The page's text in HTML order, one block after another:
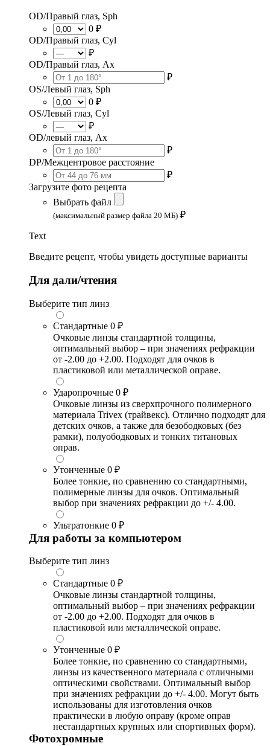
OD/Правый глаз, Sph
0 ₽
OD/Правый глаз, Cyl
₽
OD/Правый глаз, Ax
₽
OS/Левый глаз, Sph
0 ₽
OS/Левый глаз, Cyl
₽
OD/левый глаз, Ax
₽
DP/Межцентровое расстояние
₽
Загрузите фото рецепта
Выбрать файл
(максимальный размер файла 20 МБ) ₽
Text
Введите рецепт, чтобы увидеть доступные варианты
Для дали/чтения
Выберите тип линз
Стандартные 0 ₽
Очковые линзы стандартной толщины,
оптимальный выбор – при значениях рефракции
от -2.00 до +2.00. Подходят для очков в
пластиковой или металлической оправе.
Ударопрочные 0 ₽
Очковые линзы из сверхпрочного полимерного
материала Trivex (трайвекс). Отлично подходят для
детских очков, а также для безободковых (без
рамки), полуободковых и тонких титановых
оправ.
Утонченные 0 ₽
Более тонкие, по сравнению со стандартными,
полимерные линзы для очков. Оптимальный
выбор при значениях рефракции до +/- 4.00.
Ультратонкие 0 ₽
Для работы за компьютером
Выберите тип линз
Стандартные 0 ₽
Очковые линзы стандартной толщины,
оптимальный выбор – при значениях рефракции
от -2.00 до +2.00. Подходят для очков в
пластиковой или металлической оправе.
Утонченные 0 ₽
Более тонкие, по сравнению со стандартными,
линзы из качественного материала с отличными
оптическими свойствами. Оптимальный выбор
при значениях рефракции до +/- 4.00. Могут быть
использованы для изготовления очков
практически в любую оправу (кроме оправ
нестандартных крупных или спортивных форм).
Фотохромные